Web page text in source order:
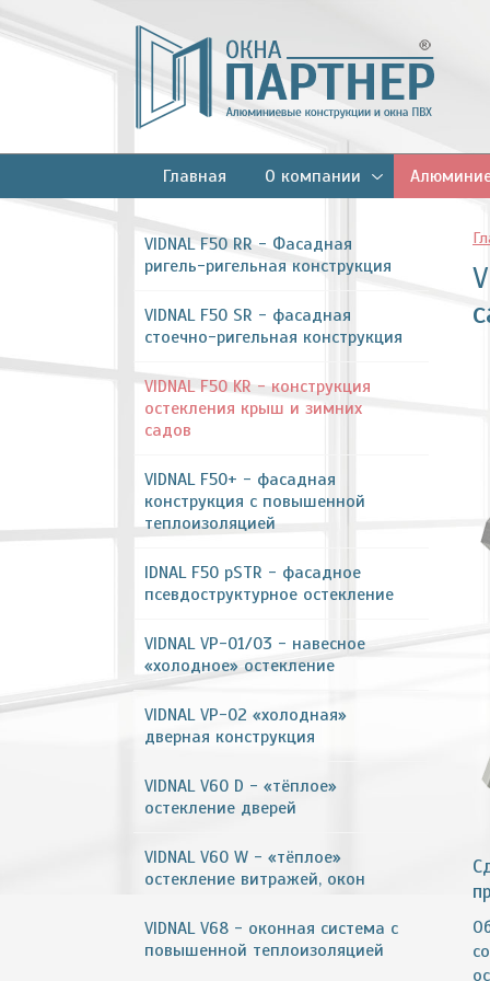
Главная О компании
VIDNAL F50 RR - Фасадная
ригель-ригельная конструкция
VIDNAL F50 SR - фасадная
стоечно-ригельная конструкция
VIDNAL F50 KR - конструкция
остекления крыш и зимних
садов
VIDNAL F50+ - фасадная
конструкция с повышенной
теплоизоляцией
IDNAL F50 pSTR - фасадное
псевдоструктурное остекление
VIDNAL VP-01/03 - навесное
«холодное» остекление
VIDNAL VP-02 «холодная»
дверная конструкция
VIDNAL V60 D - «тёплое»
остекление дверей
VIDNAL V60 W - «тёплое»
остекление витражей, окон
VIDNAL V68 - оконная система с
повышенной теплоизоляцией